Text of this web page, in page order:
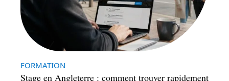
FORMATION
Stage en Angleterre : comment trouver rapidement